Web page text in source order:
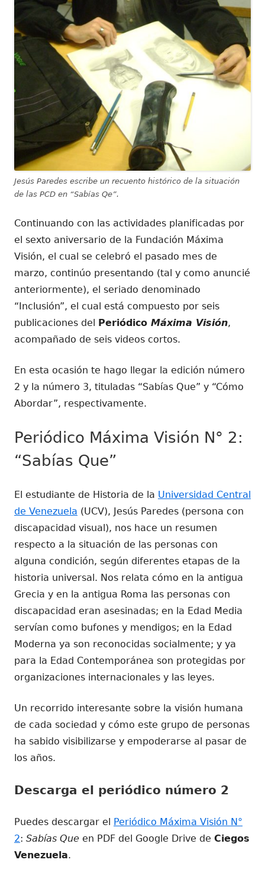
Jesús Paredes escribe un recuento histórico de la situación
de las PCD en “Sabías Qe”.
Continuando con las actividades planificadas por
el sexto aniversario de la Fundación Máxima
Visión, el cual se celebró el pasado mes de
marzo, continúo presentando (tal y como anuncié
anteriormente), el seriado denominado
“Inclusión”, el cual está compuesto por seis
publicaciones del Periódico Máxima Visión,
acompañado de seis videos cortos.
En esta ocasión te hago llegar la edición número
2 y la número 3, tituladas “Sabías Que” y “Cómo
Abordar”, respectivamente.
Periódico Máxima Visión N° 2:
“Sabías Que”
El estudiante de Historia de la Universidad Central
de Venezuela (UCV), Jesús Paredes (persona con
discapacidad visual), nos hace un resumen
respecto a la situación de las personas con
alguna condición, según diferentes etapas de la
historia universal. Nos relata cómo en la antigua
Grecia y en la antigua Roma las personas con
discapacidad eran asesinadas; en la Edad Media
servían como bufones y mendigos; en la Edad
Moderna ya son reconocidas socialmente; y ya
para la Edad Contemporánea son protegidas por
organizaciones internacionales y las leyes.
Un recorrido interesante sobre la visión humana
de cada sociedad y cómo este grupo de personas
ha sabido visibilizarse y empoderarse al pasar de
los años.
Descarga el periódico número 2
Puedes descargar el Periódico Máxima Visión N°
2: Sabías Que en PDF del Google Drive de Ciegos
Venezuela.